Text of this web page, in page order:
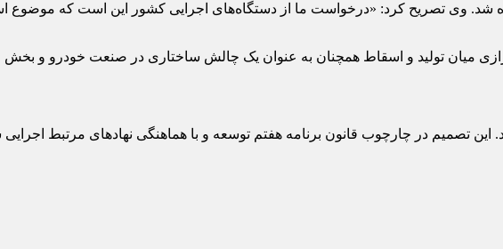
حوزه شد. وی تصریح کرد: «درخواست ما از دستگاه‌های اجرایی کشور این است که
میان تولید و اسقاط همچنان به عنوان یک چالش ساختاری در صنعت خودرو و بخش